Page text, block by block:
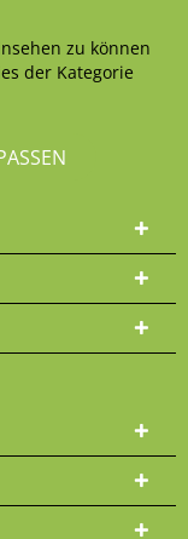
zu können
der Kategorie